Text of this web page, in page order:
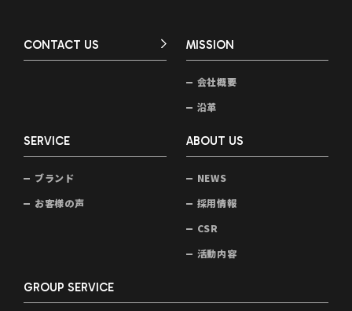
CONTACT US MISSION
会社概要
沿革
SERVICE
ブランド
お客様の声
ABOUT US
NEWS
採用情報
CSR
活動内容
GROUP SERVICE